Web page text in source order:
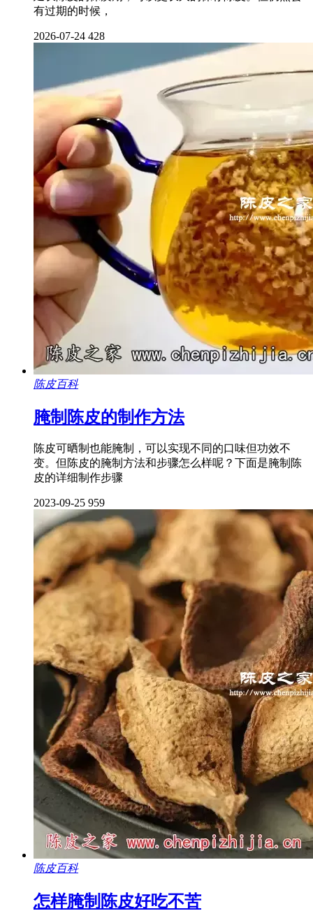
有过期的时候，
2026-07-24 428
陈皮百科
腌制陈皮的制作方法
陈皮可晒制也能腌制，可以实现不同的口味但功效不
变。但陈皮的腌制方法和步骤怎么样呢？下面是腌制陈
皮的详细制作步骤
2023-09-25 959
陈皮百科
怎样腌制陈皮好吃不苦